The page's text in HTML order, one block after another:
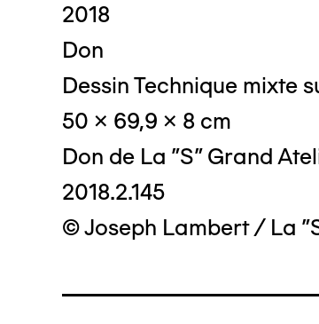
2018
Don
Dessin Technique mixte
50 x 69,9 x 8 cm
Don de La "S" Grand
2018.2.145
© Joseph Lambert / La